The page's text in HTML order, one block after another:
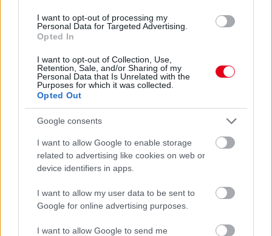
I want to opt-out of processing my
Personal Data for Targeted Advertising.
Opted In
I want to opt-out of Collection, Use,
Retention, Sale, and/or Sharing of my
Personal Data that Is Unrelated with the
Purposes for which it was collected.
Opted Out
Google consents
I want to allow Google to enable storage
related to advertising like cookies on web or
device identifiers in apps.
I want to allow my user data to be sent to
Google for online advertising purposes.
I want to allow Google to send me
14 órája
„Jó látni, hogy közel az álom” – Camara az F1-es
pletykákról